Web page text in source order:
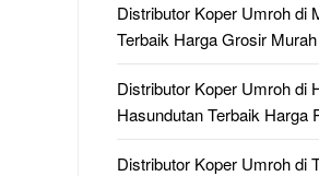
Distributor Koper Umroh di
Terbaik Harga Grosir Murah
Distributor Koper Umroh di
Hasundutan Terbaik Harga
Distributor Koper Umroh di